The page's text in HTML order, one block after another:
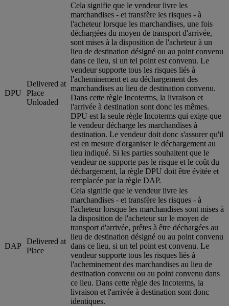
DPU
Delivered at
Place
Unloaded
Cela signifie que le vendeur livre les
marchandises - et transfère les risques - à
l'acheteur lorsque les marchandises, une fois
déchargées du moyen de transport d'arrivée,
sont mises à la disposition de l'acheteur à un
lieu de destination désigné ou au point convenu
dans ce lieu, si un tel point est convenu. Le
vendeur supporte tous les risques liés à
l'acheminement et au déchargement des
marchandises au lieu de destination convenu.
Dans cette règle Incoterms, la livraison et
l'arrivée à destination sont donc les mêmes.
DPU est la seule règle Incoterms qui exige que
le vendeur décharge les marchandises à
destination. Le vendeur doit donc s'assurer qu'il
est en mesure d'organiser le déchargement au
lieu indiqué. Si les parties souhaitent que le
vendeur ne supporte pas le risque et le coût du
déchargement, la règle DPU doit être évitée et
remplacée par la règle DAP.
DAP
Delivered at
Place
Cela signifie que le vendeur livre les
marchandises - et transfère les risques - à
l'acheteur lorsque les marchandises sont mises à
la disposition de l'acheteur sur le moyen de
transport d'arrivée, prêtes à être déchargées au
lieu de destination désigné ou au point convenu
dans ce lieu, si un tel point est convenu. Le
vendeur supporte tous les risques liés à
l'acheminement des marchandises au lieu de
destination convenu ou au point convenu dans
ce lieu. Dans cette règle des Incoterms, la
livraison et l'arrivée à destination sont donc
identiques.